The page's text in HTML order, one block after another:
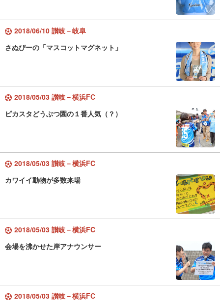
2018/06/10 讃岐－岐阜
さぬぴーの「マスコットマグネット」
2018/05/03 讃岐－横浜FC
ピカスタどうぶつ園の１番人気（？）
2018/05/03 讃岐－横浜FC
カワイイ動物が多数来場
2018/05/03 讃岐－横浜FC
会場を沸かせた岸アナウンサー
2018/05/03 讃岐－横浜FC